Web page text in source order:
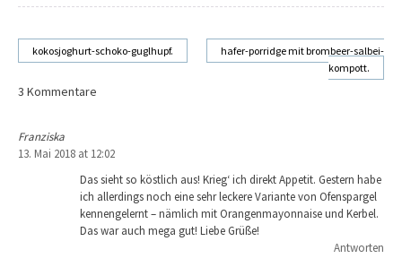
Beitragsnavigation
kokosjoghurt-schoko-guglhupf.
hafer-porridge mit brombeer-salbei-
kompott.
3 Kommentare
Franziska
13. Mai 2018 at 12:02
Das sieht so köstlich aus! Krieg‘ ich direkt Appetit. Gestern habe
ich allerdings noch eine sehr leckere Variante von Ofenspargel
kennengelernt – nämlich mit Orangenmayonnaise und Kerbel.
Das war auch mega gut! Liebe Grüße!
Antworten